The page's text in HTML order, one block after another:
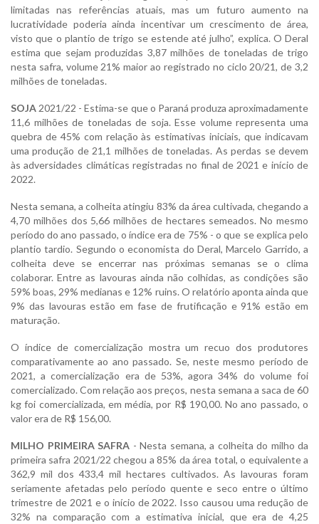
limitadas nas referências atuais, mas um futuro aumento na
lucratividade poderia ainda incentivar um crescimento de área,
visto que o plantio de trigo se estende até julho”, explica. O Deral
estima que sejam produzidas 3,87 milhões de toneladas de trigo
nesta safra, volume 21% maior ao registrado no ciclo 20/21, de 3,2
milhões de toneladas.
SOJA 2021/22 - Estima-se que o Paraná produza aproximadamente
11,6 milhões de toneladas de soja. Esse volume representa uma
quebra de 45% com relação às estimativas iniciais, que indicavam
uma produção de 21,1 milhões de toneladas. As perdas se devem
às adversidades climáticas registradas no final de 2021 e início de
2022.
Nesta semana, a colheita atingiu 83% da área cultivada, chegando a
4,70 milhões dos 5,66 milhões de hectares semeados. No mesmo
período do ano passado, o índice era de 75% - o que se explica pelo
plantio tardio. Segundo o economista do Deral, Marcelo Garrido, a
colheita deve se encerrar nas próximas semanas se o clima
colaborar. Entre as lavouras ainda não colhidas, as condições são
59% boas, 29% medianas e 12% ruins. O relatório aponta ainda que
9% das lavouras estão em fase de frutificação e 91% estão em
maturação.
O índice de comercialização mostra um recuo dos produtores
comparativamente ao ano passado. Se, neste mesmo período de
2021, a comercialização era de 53%, agora 34% do volume foi
comercializado. Com relação aos preços, nesta semana a saca de 60
kg foi comercializada, em média, por R$ 190,00. No ano passado, o
valor era de R$ 156,00.
MILHO PRIMEIRA SAFRA - Nesta semana, a colheita do milho da
primeira safra 2021/22 chegou a 85% da área total, o equivalente a
362,9 mil dos 433,4 mil hectares cultivados. As lavouras foram
seriamente afetadas pelo período quente e seco entre o último
trimestre de 2021 e o início de 2022. Isso causou uma redução de
32% na comparação com a estimativa inicial, que era de 4,25